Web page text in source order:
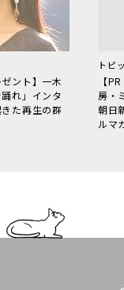
ント】一木
れ」インタ
た再生の群
トピ
【
房・
朝日
ルマ